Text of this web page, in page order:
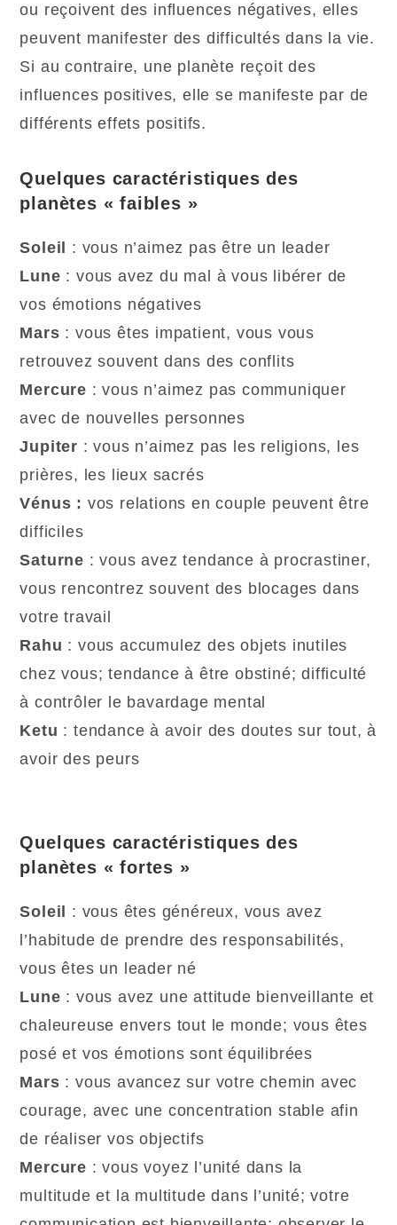
ou reçoivent des influences négatives, elles
peuvent manifester des difficultés dans la vie.
Si au contraire, une planète reçoit des
influences positives, elle se manifeste par de
différents effets positifs.
Quelques caractéristiques des
planètes « faibles »
Soleil
: vous n’aimez pas être un leader
Lune : vous avez du mal à vous libérer de
vos émotions négatives
Mars : vous êtes impatient, vous vous
retrouvez souvent dans des conflits
Mercure : vous n’aimez pas communiquer
avec de nouvelles personnes
Jupiter : vous n’aimez pas les religions, les
prières, les lieux sacrés
Vénus : vos relations en couple peuvent être
difficiles
Saturne : vous avez tendance à procrastiner,
vous rencontrez souvent des blocages dans
votre travail
Rahu : vous accumulez des objets inutiles
chez vous; tendance à être obstiné; difficulté
à contrôler le bavardage mental
Ketu : tendance à avoir des doutes sur tout, à
avoir des peurs
Quelques caractéristiques des
planètes « fortes »
Soleil
: vous êtes généreux, vous avez
l’habitude de prendre des responsabilités,
vous êtes un leader né
Lune : vous avez une attitude bienveillante et
chaleureuse envers tout le monde; vous êtes
posé et vos émotions sont équilibrées
Mars : vous avancez sur votre chemin avec
courage, avec une concentration stable afin
de réaliser vos objectifs
Mercure : vous voyez l’unité dans la
multitude et la multitude dans l’unité; votre